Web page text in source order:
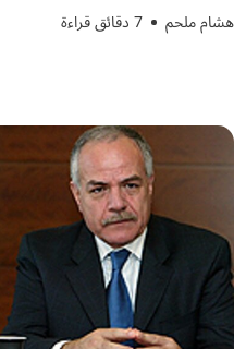
هشام ملحم 7 دقائق قراءة